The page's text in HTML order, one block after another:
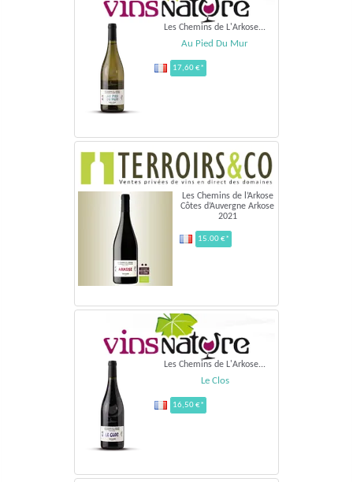
Les Chemins de L'Arkose...
Au Pied Du Mur
17,60 €*
Les Chemins de l’Arkose
Côtes d’Auvergne Arkose
2021
15.00 €*
Les Chemins de L'Arkose...
Le Clos
16,50 €*